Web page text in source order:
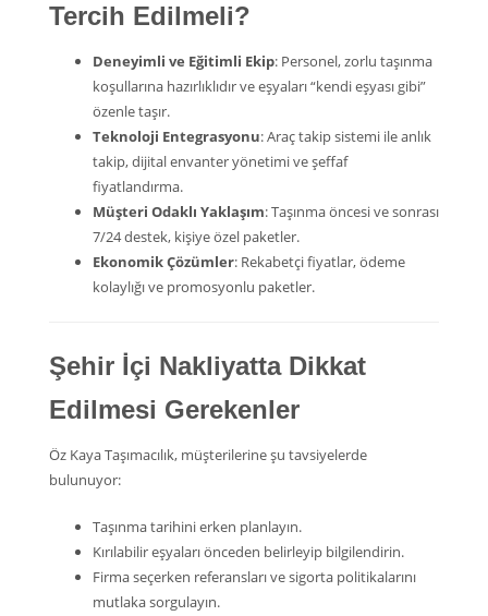
Tercih Edilmeli?
Deneyimli ve Eğitimli Ekip: Personel, zorlu taşınma
koşullarına hazırlıklıdır ve eşyaları “kendi eşyası gibi”
özenle taşır.
Teknoloji Entegrasyonu: Araç takip sistemi ile anlık
takip, dijital envanter yönetimi ve şeffaf
fiyatlandırma.
Müşteri Odaklı Yaklaşım: Taşınma öncesi ve sonrası
7/24 destek, kişiye özel paketler.
Ekonomik Çözümler: Rekabetçi fiyatlar, ödeme
kolaylığı ve promosyonlu paketler.
Şehir İçi Nakliyatta Dikkat
Edilmesi Gerekenler
Öz Kaya Taşımacılık, müşterilerine şu tavsiyelerde
bulunuyor:
Taşınma tarihini erken planlayın.
Kırılabilir eşyaları önceden belirleyip bilgilendirin.
Firma seçerken referansları ve sigorta politikalarını
mutlaka sorgulayın.